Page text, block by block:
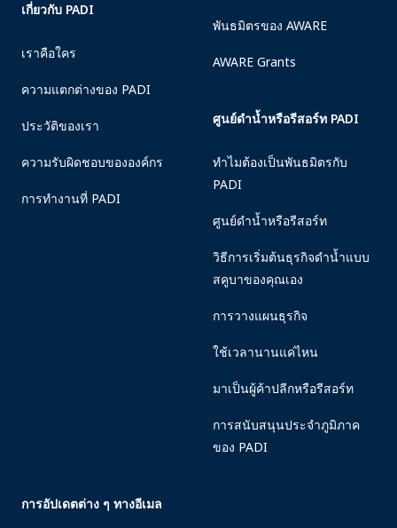
เกี่ยวกับ PADI
เราคือใคร
ความแตกต่างของ PADI
ประวัติของเรา
ความรับผิดชอบขององค์กร
การทำงานที่ PADI
พันธมิตรของ AWARE
AWARE Grants
ศูนย์ดำน้ำหรือรีสอร์ท PADI
ทำไมต้องเป็นพันธมิตรกับ
PADI
ศูนย์ดำน้ำหรือรีสอร์ท
วิธีการเริ่มต้นธุรกิจดำน้ำแบบ
สคูบาของคุณเอง
การวางแผนธุรกิจ
ใช้เวลานานแค่ไหน
มาเป็นผู้ค้าปลีกหรือรีสอร์ท
การสนับสนุนประจำภูมิภาค
ของ PADI
การอัปเดตต่าง ๆ ทางอีเมล